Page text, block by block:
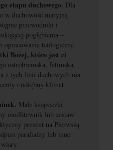
etapu duchowego. Dla
w duchowość maryjną
przewodniki i
pogłębienia –
opracowania teologiczne.
Bożej, które jest ci
ostrobramska, fatimska,
z tych linii duchowych ma
i odrębny klimat
Małe książeczki
modlitewnik lub zestaw
prezent na Pierwszą
parafialny lub inne